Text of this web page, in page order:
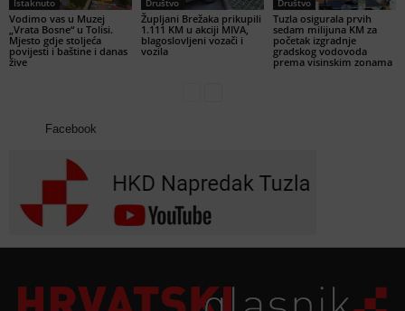
Istaknuto
Vodimo vas u Muzej
„Vrata Bosne“ u Tolisi.
Mjesto gdje stoljeća
povijesti i baštine i danas
žive
Društvo
Župljani Brežaka prikupili
1.111 KM u akciji MIVA,
blagoslovljeni vozači i
vozila
Društvo
Tuzla osigurala prvih
sedam milijuna KM za
početak izgradnje
gradskog vodovoda
prema visinskim zonama
Facebook